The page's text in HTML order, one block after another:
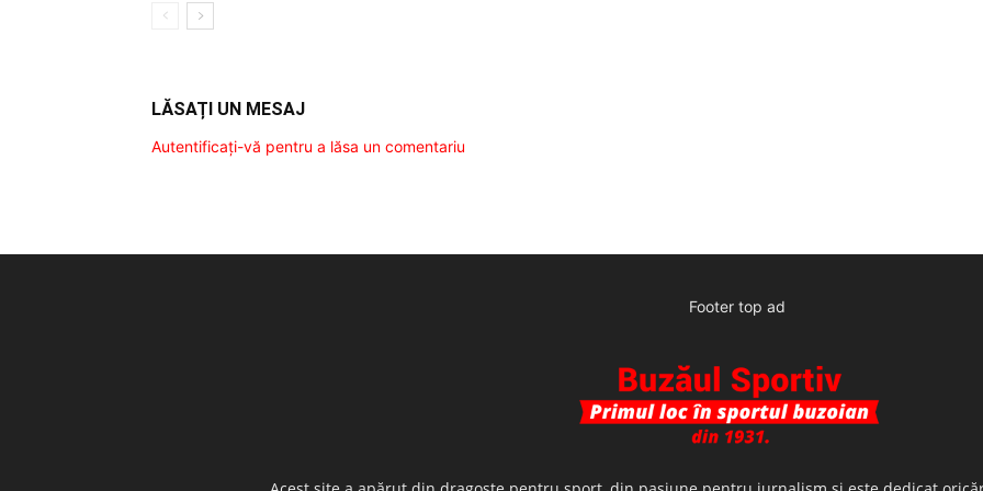
LĂSAȚI UN MESAJ
Autentificați-vă pentru a lăsa un comentariu
Footer top ad